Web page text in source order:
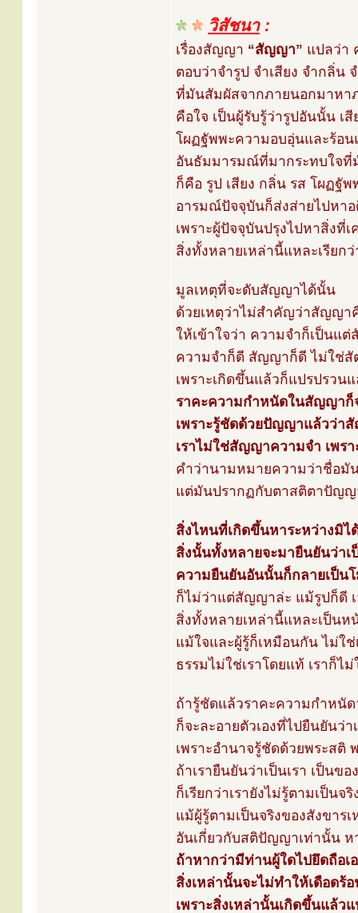
วิสัชนา:
เรื่องสัญญา “สัญญา” แปลว่า
ตอบว่าจำรูป จำเสียง จำกลิ่น
ที่มันสัมผัสจากภายนอกมาหา
คือใจ เป็นผู้รับรู้ว่ารูปอันนั้น
โผฏฐัพพะความอบอุ่นและร้อ
อันธัมมารมณ์ที่มากระทบใจที่
ก็คือ รูป เสียง กลิ่น รส โผฏฐั
อารมณ์ปัจจุบันก็ส่งส่ายไปหา
เพราะผู้ปัจจุบันปรุงไปหาสิ่งที่
สิ่งทั้งหลายเหล่านี้แหละเรียก
มูลเหตุที่จะดับสัญญาได้นั้น
ด้วยเหตุว่าไม่สำคัญว่าสัญญา
ให้เข้าใจว่า ความจำก็เป็น
ความจำก็ดี สัญญาก็ดี ไม่ใช่สั
เพราะเกิดขึ้นแล้วก็แปรปรวน
ราคะความกำหนัดในสัญญาก็
เพราะรู้ชัดด้วยปัญญาแล้วว่า
เราไม่ใช่สัญญาความจำ เพร
คำว่านามหมายความว่าชื่อมั
แต่มันปรากฏกับตาสติตาปัญญ
สิ่งไหนที่เกิดขึ้นหาระหว่างมิไ
สิ่งนั้นทั้งหลายจะมายืนยันว่าเ
ความยืนยันอันนั้นก็กลายเป็น
ก็ไม่ว่าแต่สัญญาล่ะ แม้รูปก็ดี
สิ่งทั้งหลายเหล่านี้แหละเป็นห
แม้ใจและผู้รู้ก็เหมือนกัน ไม่ใช่
ธรรมไม่ใช่เราโดยแท้ เราก็ไ
ถ้ารู้ชัดแล้วราคะความกำหนัด
ก็จะละอายตัวเองที่ไปยืนยันว่า
เพราะอำนาจรู้ชัดด้วยพระสติ
ถ้าเรายืนยันว่าเป็นเรา เป็นข
ก็เรียกว่าเรายังไม่รู้ตามเป็นจ
แม้ผู้รู้ตามเป็นจริงของสังขาร
อันเกี่ยวกับสติปัญญาเท่านั้น ห
ถ้าหากว่ามีท่านผู้ใดไปยึดถือเ
สิ่งเหล่านั้นจะไม่ทำให้เดือดร้
เพราะสิ่งเหล่านั้นเกิดขึ้นแล้ว